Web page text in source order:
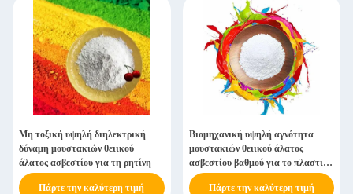
Μη τοξική υψηλή διηλεκτρική
δύναμη μουστακιών θειικού
άλατος ασβεστίου για τη ρητίνη
Πάρτε την καλύτερη τιμή
Βιομηχανική υψηλή αγνότητα
μουστακιών θειικού άλατος
ασβεστίου βαθμού για το πλαστικό
ρητίνης
Πάρτε την καλύτερη τιμή